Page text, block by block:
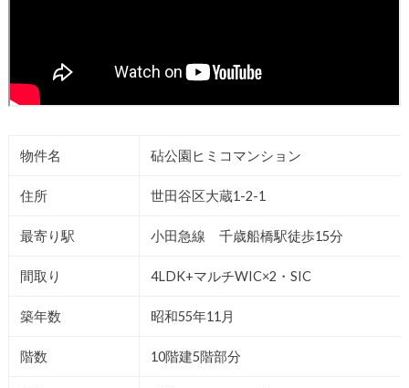
物件名 砧公園ヒミコマンション
住所 世田谷区大蔵1-2-1
最寄り駅 小田急線 千歳船橋駅徒歩15分
間取り 4LDK+マルチWIC×2・SIC
築年数 昭和55年11月
階数 10階建5階部分